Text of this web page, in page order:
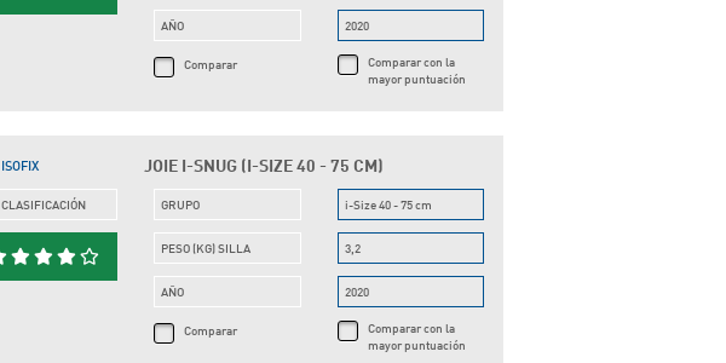
AÑO
Comparar
2020
Comparar con la
mayor puntuación
JOIE I-SNUG (I-SIZE 40 - 75 CM)
ISOFIX
CLASIFICACIÓN GRUPO
PESO (KG) SILLA
AÑO
Comparar
i-Size 40 - 75 cm
3,2
2020
Comparar con la
mayor puntuación